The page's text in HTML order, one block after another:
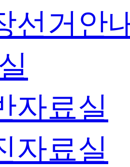
선거안
자료실
자료실